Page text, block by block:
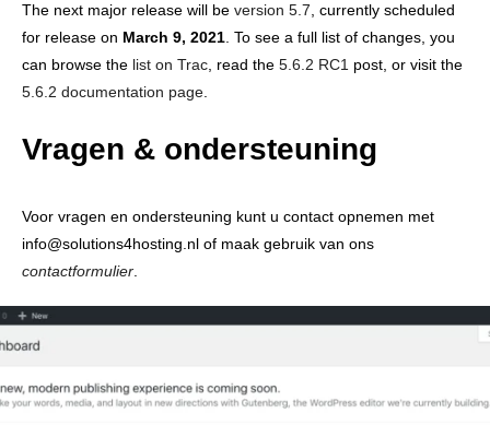
The next major release will be version 5.7 , currently scheduled
for release on March 9, 2021 . To see a full list of changes, you
can browse the list on Trac , read the 5.6.2 RC1 post, or visit the
5.6.2 documentation page
Vragen & ondersteuning
Voor vragen en ondersteuning kunt u contact opnemen met
info@solutions4hosting.nl of maak gebruik van ons
contactformulier